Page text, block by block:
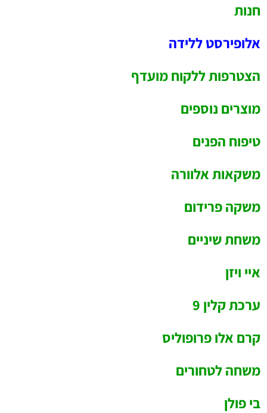
חנות
אלופירסט ללידה
הצטרפות ללקוח מועדף
מוצרים נוספים
טיפוח הפנים
משקאות אלוורה
משקה פרידום
משחת שיניים
איי ויזן
ערכת קלין 9
קרם אלו פרופוליס
משחה לטחורים
בי פולן